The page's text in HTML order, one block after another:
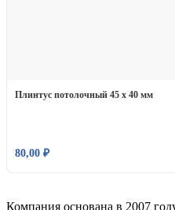
Плинтус потолочный 45 х 40 мм
80,00 ₽
Компания основана в 2007